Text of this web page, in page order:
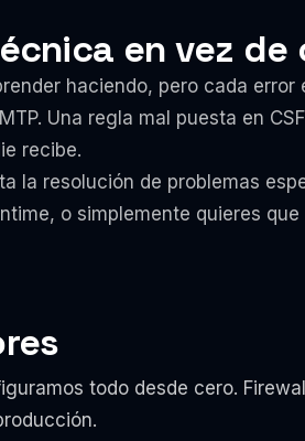
en vez
haciendo, pero cada
Una regla mal puesta en
recibe.
la resolución de problemas
o simplemente quieres
todo desde cero.